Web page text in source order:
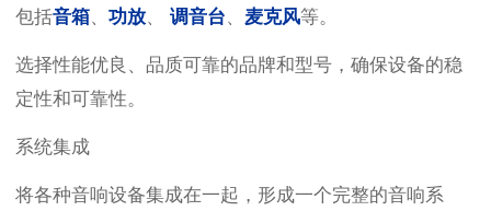
包括音箱、 功放、 调音台、 麦克风等。
选择性能优良、品质可靠的品牌和型号，确保设备的稳
定性和可靠性。
系统集成
将各种音响设备集成在一起，形成一个完整的音响系